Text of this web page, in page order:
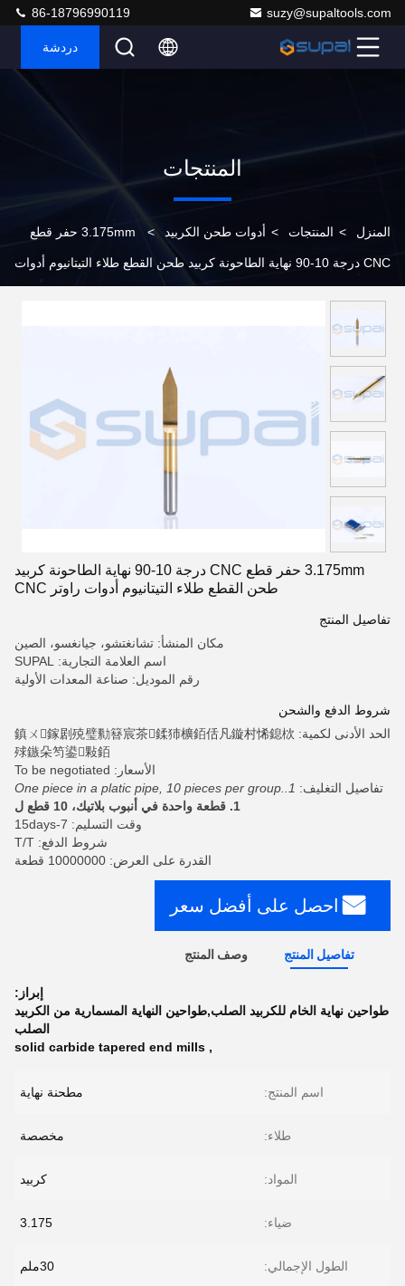
suzy@supaltools.com
86-18796990119
دردشة
المنتجات
المنزل > المنتجات > أدوات طحن الكربيد > 3.175mm حفر قطع
CNC درجة 10-90 نهاية الطاحونة كربيد طحن القطع طلاء التيتانيوم أدوات
3.175mm حفر قطع CNC درجة 10-90 نهاية الطاحونة كربيد
طحن القطع طلاء التيتانيوم أدوات راوتر CNC
تفاصيل المنتج
مكان المنشأ: تشانغتشو، جيانغسو، الصين
اسم العلامة التجارية: SUPAL
رقم الموديل: صناعة المعدات الأولية
شروط الدفع والشحن
الحد الأدنى لكمية: 鎮ㄨ鎵剧殑璧勬簮宸茶鍒犻櫎銆佸凡鏇村悕鎴栨
殏鏃朵笉鍙敤銆
الأسعار: To be negotiated
تفاصيل التغليف: 1.One piece in a platic pipe, 10 pieces per group.
1. قطعة واحدة في أنبوب بلاتيك، 10 قطع ل
وقت التسليم: 7-15days
شروط الدفع: T/T
القدرة على العرض: 10000000 قطعة
احصل على أفضل سعر
تفاصيل المنتج وصف المنتج
إبراز:
طواحين نهاية الخام للكربيد الصلب,طواحين النهاية المسمارية من الكربيد
الصلب
,
solid carbide tapered end mills
اسم المنتج: مطحنة نهاية
طلاء: مخصصة
المواد: كربيد
ضياء: 3.175
الطول الإجمالي: 30ملم